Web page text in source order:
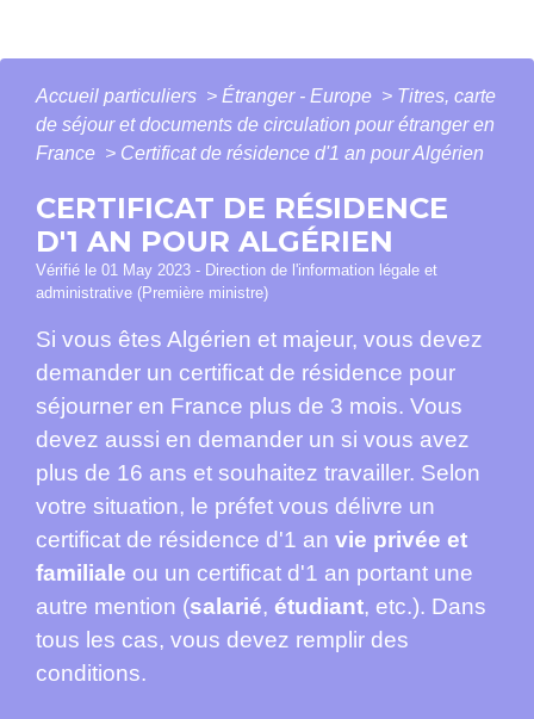
Accueil particuliers > Étranger - Europe > Titres, carte
de séjour et documents de circulation pour étranger en
France > Certificat de résidence d'1 an pour Algérien
CERTIFICAT DE RÉSIDENCE
D'1 AN POUR ALGÉRIEN
Vérifié le 01 May 2023 - Direction de l'information légale et
administrative (Première ministre)
Si vous êtes Algérien et majeur, vous devez
demander un certificat de résidence pour
séjourner en France plus de 3 mois. Vous
devez aussi en demander un si vous avez
plus de 16 ans et souhaitez travailler. Selon
votre situation, le préfet vous délivre un
certificat de résidence d'1 an vie privée et
familiale ou un certificat d'1 an portant une
autre mention (salarié, étudiant, etc.). Dans
tous les cas, vous devez remplir des
conditions.